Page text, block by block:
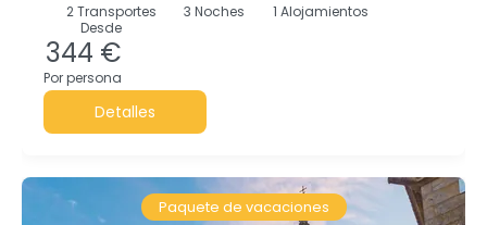
2Transportes 3 Noches
1 Alojamientos
Desde
344 €
Por persona
Detalles
Paquete de vacaciones